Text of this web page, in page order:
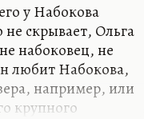
у Набокова
не скрывает, Ольга
набоковец, не
любит Набокова,
например, или
крупного